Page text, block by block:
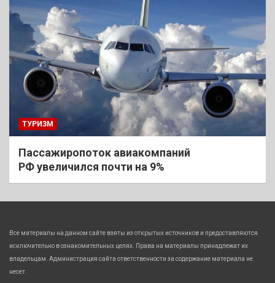
ТУРИЗМ
Пассажиропоток авиакомпаний
РФ увеличился почти на 9%
Все материалы на данном сайте взяты из открытых источников и предоставляются
исключительно в ознакомительных целях. Права на материалы принадлежат их
владельцам. Администрация сайта ответственности за содержание материала не
несет.